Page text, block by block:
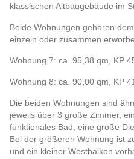
klassischen Altbaugebäude im
Beide Wohnungen gehören
einzeln oder zusammen
Wohnung 7: ca. 95,38 qm, KP
Wohnung 8: ca. 90,00 qm, KP
Die beiden Wohnungen sind
jeweils über 3 große Zimmer,
funktionales Bad, eine große
Bei der größeren Wohnung ist
und ein kleiner Westbalkon